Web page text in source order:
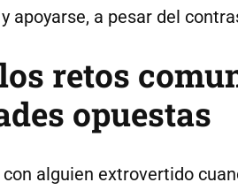
apoyarse, a pesar del
retos
opuestas
alguien extrovertido